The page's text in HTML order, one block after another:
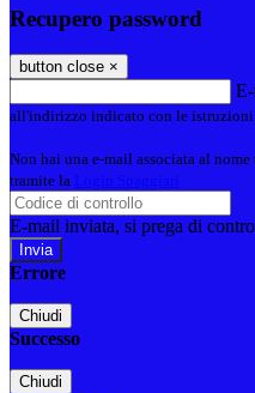
Recupero password
button close ×
all'indirizzo indicato con le istruzioni
Non hai una e-mail associata al
tramite la
E-mail inviata, si prega di
Errore
Chiudi
Successo
Chiudi